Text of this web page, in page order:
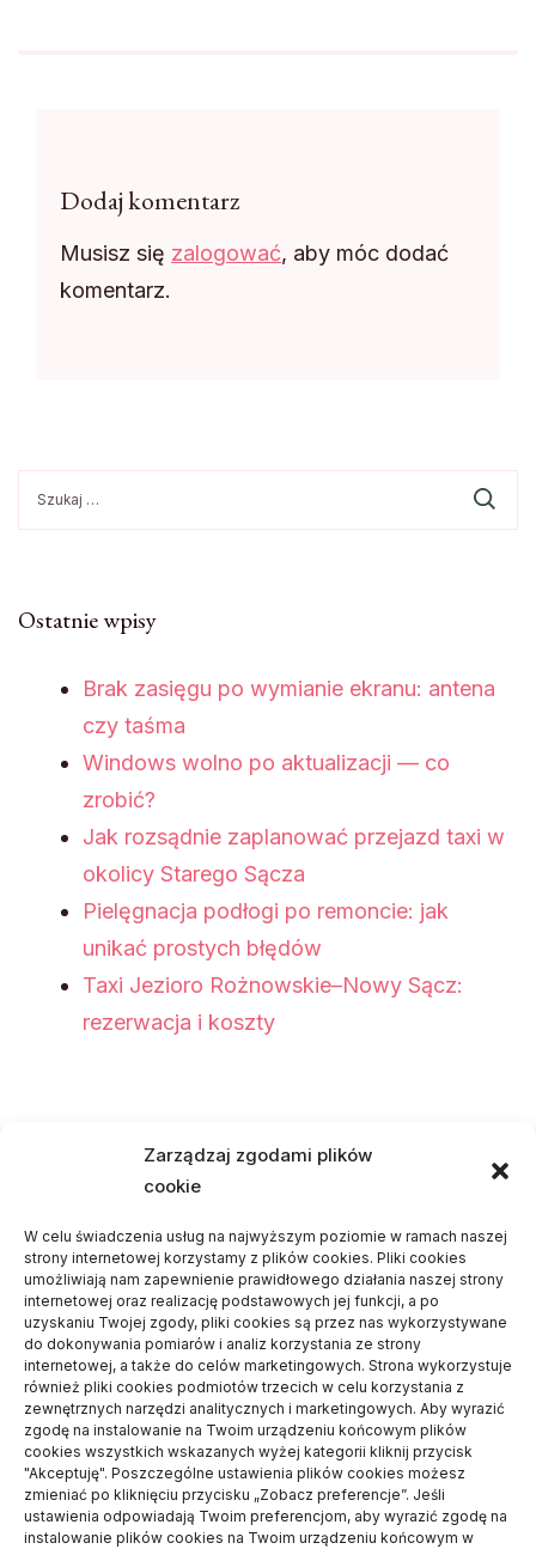
Zarządzaj zgodami plików
cookie
W celu świadczenia usług na najwyższym poziomie w ramach naszej
strony internetowej korzystamy z plików cookies. Pliki cookies
umożliwiają nam zapewnienie prawidłowego działania naszej strony
internetowej oraz realizację podstawowych jej funkcji, a po
uzyskaniu Twojej zgody, pliki cookies są przez nas wykorzystywane
do dokonywania pomiarów i analiz korzystania ze strony
internetowej, a także do celów marketingowych. Strona wykorzystuje
również pliki cookies podmiotów trzecich w celu korzystania z
zewnętrznych narzędzi analitycznych i marketingowych. Aby wyrazić
zgodę na instalowanie na Twoim urządzeniu końcowym plików
cookies wszystkich wskazanych wyżej kategorii kliknij przycisk
"Akceptuję". Poszczególne ustawienia plików cookies możesz
zmieniać po kliknięciu przycisku „Zobacz preferencje”. Jeśli
ustawienia odpowiadają Twoim preferencjom, aby wyrazić zgodę na
instalowanie plików cookies na Twoim urządzeniu końcowym w
Dodaj komentarz
Musisz się zalogować, aby móc dodać
komentarz.
Ostatnie wpisy
Brak zasięgu po wymianie ekranu: antena
czy taśma
Windows wolno po aktualizacji — co
zrobić?
Jak rozsądnie zaplanować przejazd taxi w
okolicy Starego Sącza
Pielęgnacja podłogi po remoncie: jak
unikać prostych błędów
Taxi Jezioro Rożnowskie–Nowy Sącz:
rezerwacja i koszty
-Odbiór mieszkania – po co się go
wykonuje
Dariusz-Czemu warto stawiać dom z
jednym wykonawcą
Frania-Na czym polega dieta
wegetariańska?
Daria-Jakie turystyczne meble będą
odpowiednie na podróż kamperem
Paweł Jezierski-Jakimi pracami zajmują
się elektrycy samochodowi?